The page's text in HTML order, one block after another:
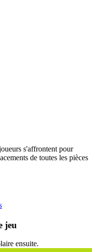
s'affrontent pour
de toutes les pièces
jeu
ensuite.